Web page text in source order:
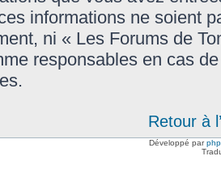
informations ne soient
ni « Les Forums de
responsables en cas
Retour à
Développé par